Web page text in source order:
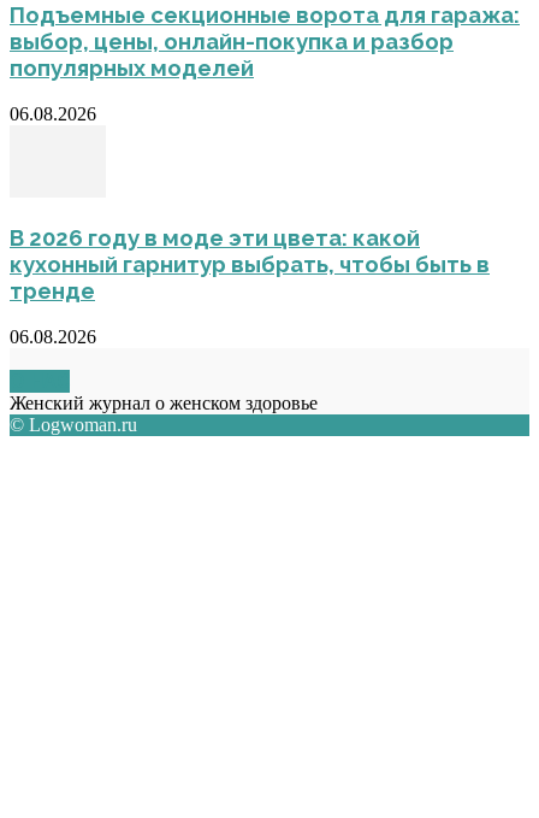
Подъемные секционные ворота для гаража:
выбор, цены, онлайн-покупка и разбор
популярных моделей
06.08.2026
В 2026 году в моде эти цвета: какой
кухонный гарнитур выбрать, чтобы быть в
тренде
06.08.2026
Женский журнал о женском здоровье
© Logwoman.ru